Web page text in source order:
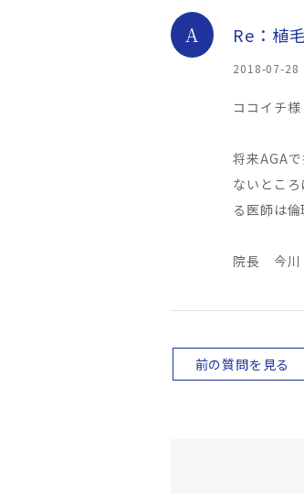
A Re：植
2018-07-28
ココイチ様
将来AGA
ないとこ
る医師は
院長 今川
前の質問を見る